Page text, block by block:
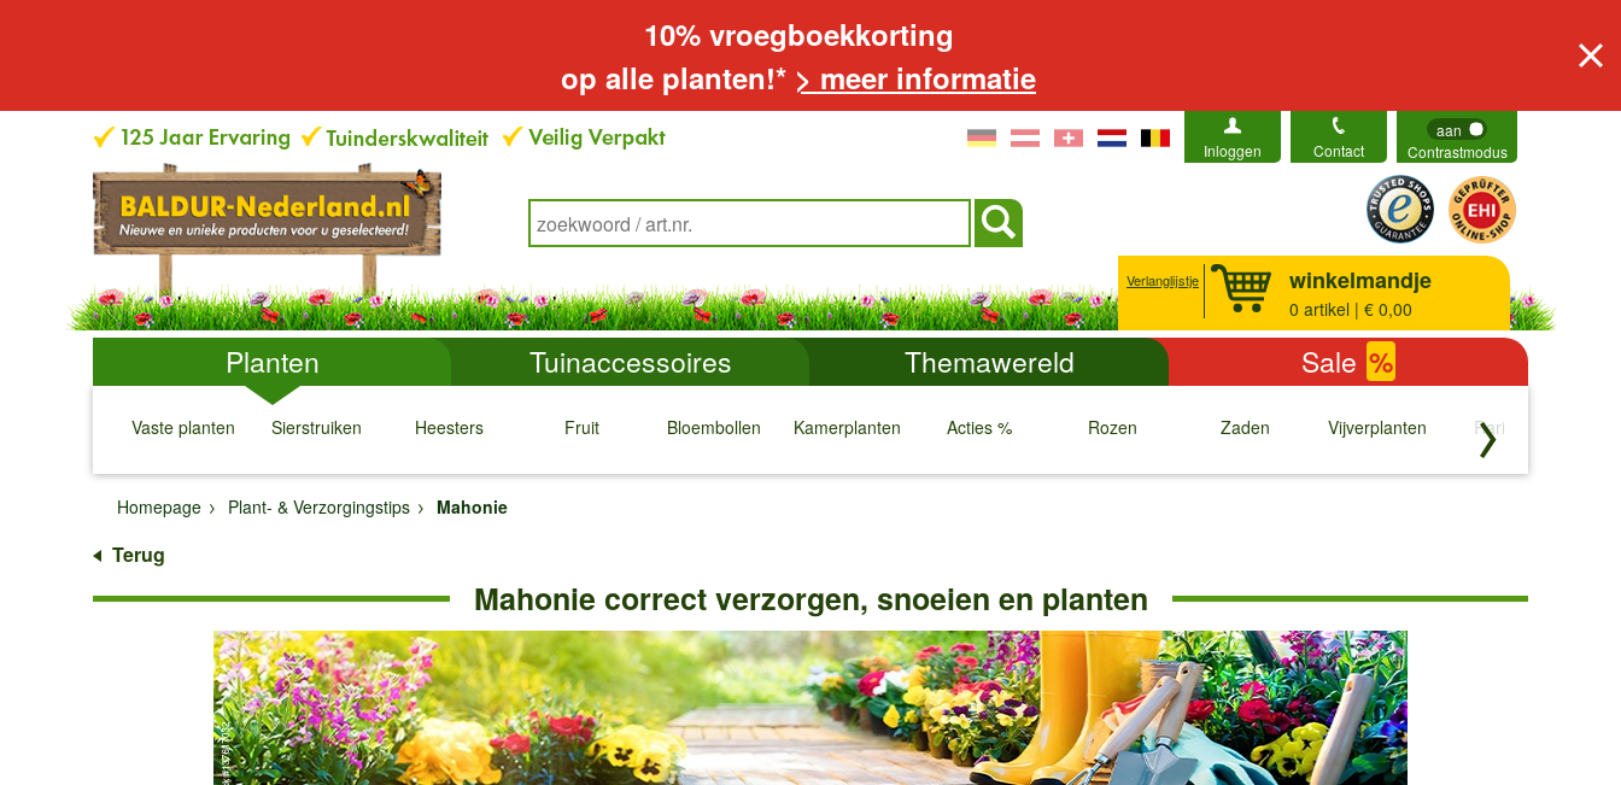
10% vroegboekkorting
op alle planten!* > meer informatie
Inloggen Contact
aan
Contrastmodus
Verlanglijstje winkelmandje
0 artikel | € 0,00
Planten Tuinaccessoires Themawereld Sale %
Vaste planten
↓
Sierstruiken
↓
Heesters
↓
Fruit
↓
Bloembollen
↓
Kamerplanten
↓
Acties %
↓
Rozen
↓
Zaden
↓
Vijverplanten
↓
Rariteiten
↓
Homepage
Plant- & Verzorgingstips Mahonie
Terug
Mahonie correct verzorgen, snoeien en planten